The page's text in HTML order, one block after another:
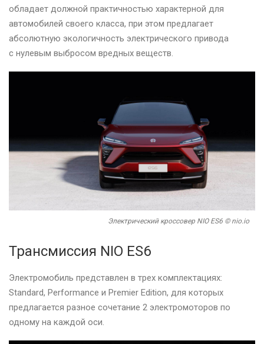
обладает должной практичностью характерной для
автомобилей своего класса, при этом предлагает
абсолютную экологичность электрического привода
с нулевым выбросом вредных веществ.
Электрический кроссовер NIO ES6 © nio.io
Трансмиссия NIO ES6
Электромобиль представлен в трех комплектациях:
Standard, Performance и Premier Edition, для которых
предлагается разное сочетание 2 электромоторов по
одному на каждой оси.